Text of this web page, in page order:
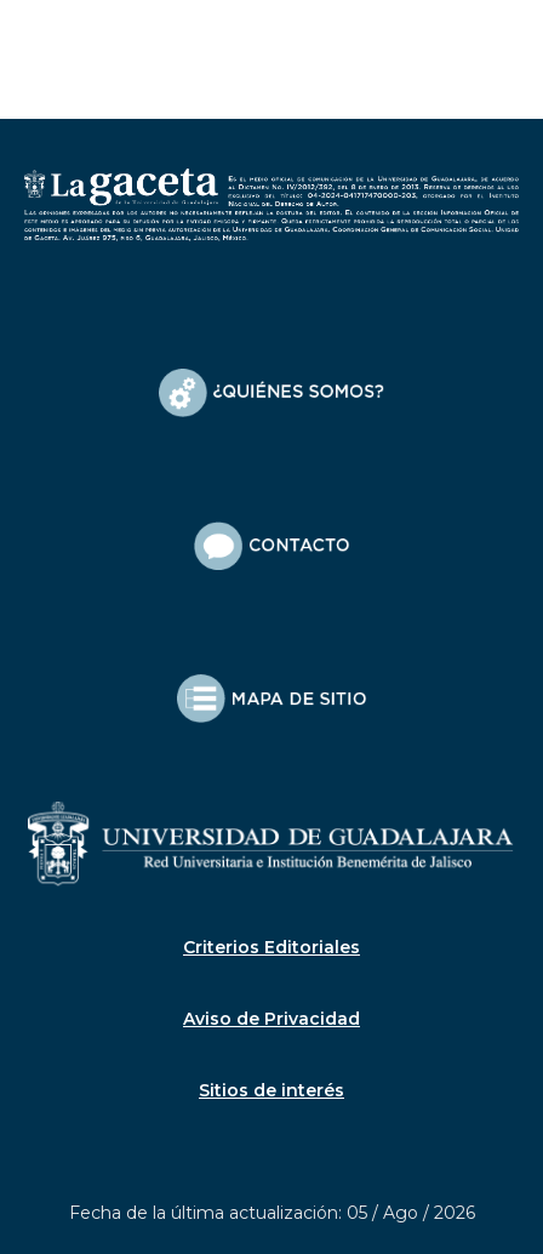
Criterios Editoriales
Aviso de Privacidad
Sitios de interés
Fecha de la última actualización: 05 / Ago / 2026